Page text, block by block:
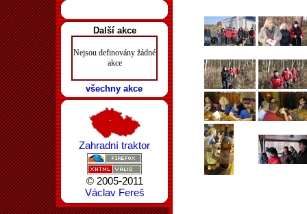
Další akce
Nejsou definovány žádné
akce
všechny akce
Zahradní traktor
© 2005-2011
Václav Fereš